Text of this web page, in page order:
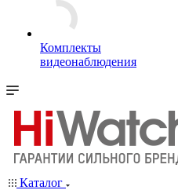
Комплекты
видеонаблюдения
Каталог